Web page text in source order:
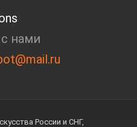
нами
России и СНГ,